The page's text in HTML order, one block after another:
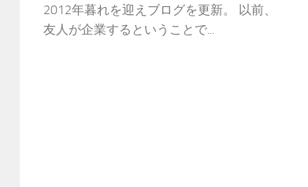
2012年暮れを迎えブログを更新。 以前、
友人が企業するということで...